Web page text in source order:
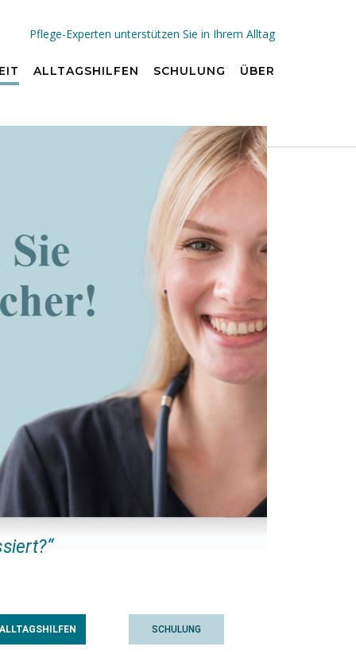
Pflege-Experten unterstützen Sie in Ihrem Alltag
ALLTAGSHILFEN SCHULUNG ÜBER
ALLTAGSHILFEN SCHULUNG